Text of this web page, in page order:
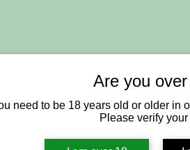
Are you
need to be 18 years old or older in
Please verify your